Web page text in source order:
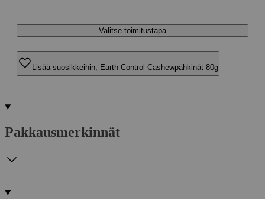
Valitse toimitustapa
Lisää suosikkeihin, Earth Control Cashewpähkinät 80g
Pakkausmerkinnät